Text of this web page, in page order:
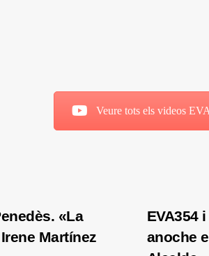
Veure tots els videos EVA
«La
Martínez
EVA354
anoche